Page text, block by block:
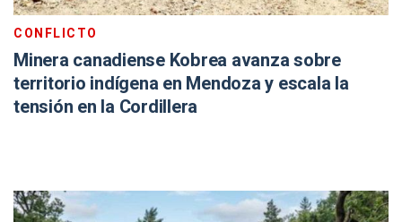
CONFLICTO
Minera canadiense Kobrea avanza sobre
territorio indígena en Mendoza y escala la
tensión en la Cordillera